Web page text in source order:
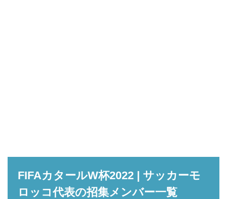
FIFAカタールW杯2022 | サッカーモ
ロッコ代表の招集メンバー一覧